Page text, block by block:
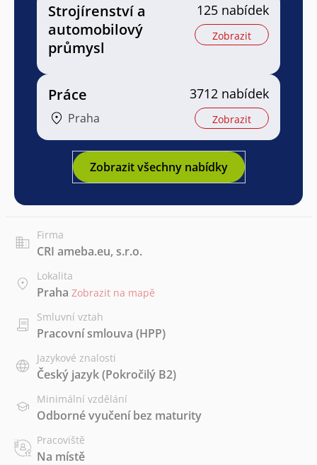
Strojírenství a
automobilový
průmysl
125 nabídek
Zobrazit
Práce
Praha
3712 nabídek
Zobrazit
Zobrazit všechny nabídky
Firma
CRI ameba.eu, s.r.o.
Lokalita
Praha Zobrazit na mapě
Smluvní vztah
Pracovní smlouva (HPP)
Jazykové znalosti
Český jazyk(Pokročilý B2)
Minimální vzdělání
Odborné vyučení bez maturity
Pracoviště
Na místě